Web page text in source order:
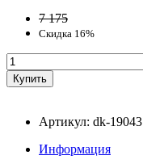
7 175
Скидка 16%
Артикул: dk-19043
Информация